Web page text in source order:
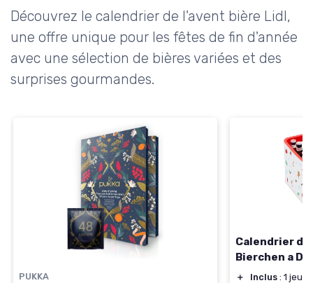
Découvrez le calendrier de l'avent bière Lidl,
une offre unique pour les fêtes de fin d'année
avec une sélection de bières variées et des
surprises gourmandes.
PUKKA
Calendrier de
Bierchen a
＋ Inclus : 1 jeu